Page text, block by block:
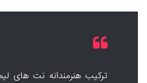
ترکیب هنرمندانه نت های